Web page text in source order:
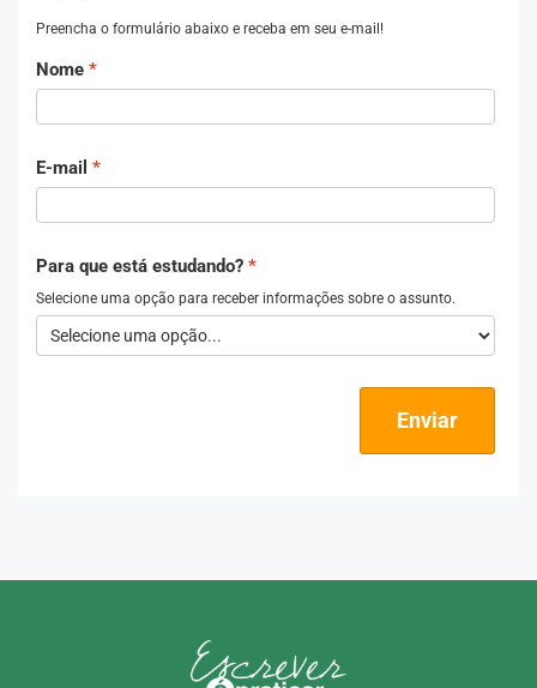
Preencha o formulário abaixo e receba em seu e-mail!
Nome
E-mail
Para que está estudando?
Selecione uma opção para receber informações sobre o assunto.
Enviar